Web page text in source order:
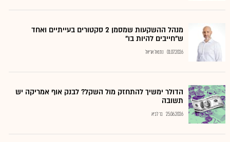
מנהל ההשקעות שמסמן 2 סקטורים בעייתיים ואחד
ש"חייבים להיות בו"
01.07.2026 נתנאל אריאל
הדולר ימשיך להתחזק מול השקל? לבנק אוף אמריקה יש
תשובה
25.06.2026 בר לביא